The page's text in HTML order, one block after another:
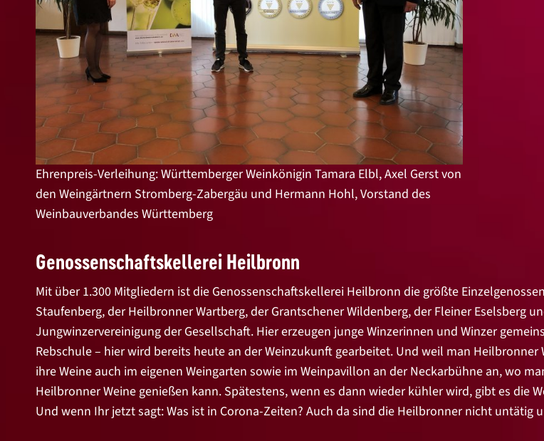
Ehrenpreis-Verleihung: Württemberger Weinkönigin Tamara Elbl, Axel Gerst von
den Weingärtnern Stromberg-Zabergäu und Hermann Hohl, Vorstand des
Weinbauverbandes Württemberg
Genossenschaftskellerei Heilbronn
Mit über 1.300 Mitgliedern ist die Genossenschaftskellerei Heilbronn die größte
Staufenberg, der Heilbronner Wartberg, der Grantschener Wildenberg, der Fleiner Eselsberg
Jungwinzervereinigung der Gesellschaft. Hier erzeugen junge Winzerinnen und Winzer
Rebschule – hier wird bereits heute an der Weinzukunft gearbeitet. Und weil man
ihre Weine auch im eigenen Weingarten sowie im Weinpavillon an der Neckarbühne an, wo
Heilbronner Weine genießen kann. Spätestens, wenn es dann wieder kühler wird, gibt es die
Und wenn Ihr jetzt sagt: Was ist in Corona-Zeiten? Auch da sind die Heilbronner nicht untätig